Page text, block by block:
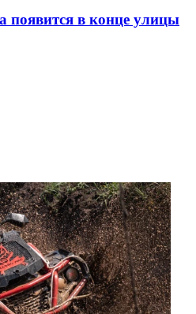
появится в конце улицы